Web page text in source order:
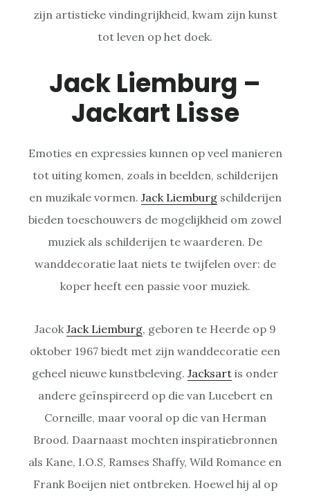
zijn artistieke vindingrijkheid, kwam zijn kunst
tot leven op het doek.
Jack Liemburg –
Jackart Lisse
Emoties en expressies kunnen op veel manieren
tot uiting komen, zoals in beelden, schilderijen
en muzikale vormen. Jack Liemburgschilderijen
bieden toeschouwers de mogelijkheid om zowel
muziek als schilderijen te waarderen. De
wanddecoratie laat niets te twijfelen over: de
koper heeft een passie voor muziek.
Jacok Jack Liemburg, geboren te Heerde op 9
oktober 1967 biedt met zijn wanddecoratie een
geheel nieuwe kunstbeleving. Jacksart is onder
andere geïnspireerd op die van Lucebert en
Corneille, maar vooral op die van Herman
Brood. Daarnaast mochten inspiratiebronnen
als Kane, I.O.S, Ramses Shaffy, Wild Romance en
Frank Boeijen niet ontbreken. Hoewel hij al op